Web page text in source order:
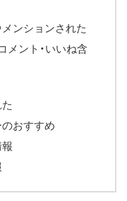
ンションされた
メント・いいね含
おすすめ